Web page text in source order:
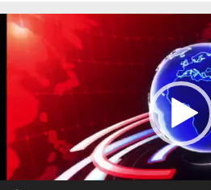
Pemutar
Video